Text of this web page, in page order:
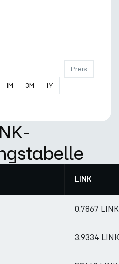
1M 3M 1Y
Preis
LINK
0.7867 LINK
3.9334 LINK